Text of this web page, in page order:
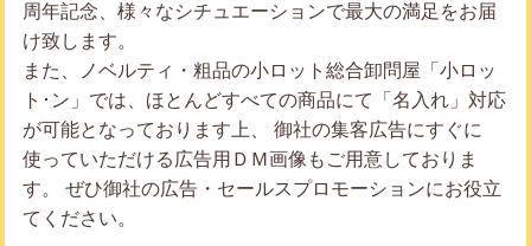
周年記念、様々なシチュエーションで最大の満足をお届
け致します。
また、ノベルティ・粗品の小ロット総合卸問屋「小ロッ
ト･ン」では、ほとんどすべての商品にて「名入れ」対応
が可能となっております上、 御社の集客広告にすぐに
使っていただける広告用ＤＭ画像もご用意しておりま
す。 ぜひ御社の広告・セールスプロモーションにお役立
てください。